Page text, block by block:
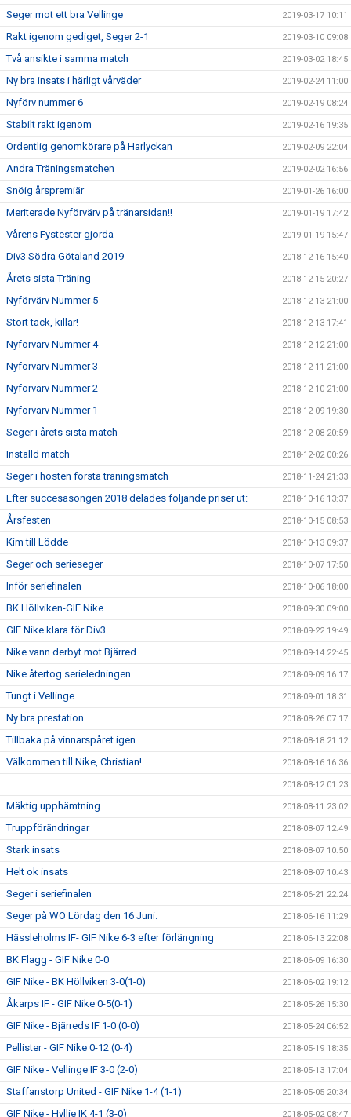
Seger mot ett bra Vellinge 2019-03-17 10:11
Rakt igenom gediget, Seger 2-1 2019-03-10 09:08
Två ansikte i samma match 2019-03-02 18:45
Ny bra insats i härligt vårväder 2019-02-24 11:00
Nyförv nummer 6 2019-02-19 08:24
Stabilt rakt igenom 2019-02-16 19:35
Ordentlig genomkörare på Harlyckan 2019-02-09 22:04
Andra Träningsmatchen 2019-02-02 16:56
Snöig årspremiär 2019-01-26 16:00
Meriterade Nyförvärv på tränarsidan!! 2019-01-19 17:42
Vårens Fystester gjorda 2019-01-19 15:47
Div3 Södra Götaland 2019 2018-12-16 15:40
Årets sista Träning 2018-12-15 20:27
Nyförvärv Nummer 5 2018-12-13 21:00
Stort tack, killar! 2018-12-13 17:41
Nyförvärv Nummer 4 2018-12-12 21:00
Nyförvärv Nummer 3 2018-12-11 21:00
Nyförvärv Nummer 2 2018-12-10 21:00
Nyförvärv Nummer 1 2018-12-09 19:30
Seger i årets sista match 2018-12-08 20:59
Inställd match 2018-12-02 00:26
Seger i hösten första träningsmatch 2018-11-24 21:33
Efter succesäsongen 2018 delades följande priser ut: 2018-10-16 13:37
Årsfesten 2018-10-15 08:53
Kim till Lödde 2018-10-13 09:37
Seger och serieseger 2018-10-07 17:50
Inför seriefinalen 2018-10-06 18:00
BK Höllviken-GIF Nike 2018-09-30 09:00
GIF Nike klara för Div3 2018-09-22 19:49
Nike vann derbyt mot Bjärred 2018-09-14 22:45
Nike återtog serieledningen 2018-09-09 16:17
Tungt i Vellinge 2018-09-01 18:31
Ny bra prestation 2018-08-26 07:17
Tillbaka på vinnarspåret igen. 2018-08-18 21:12
Välkommen till Nike, Christian! 2018-08-16 16:36
2018-08-12 01:23
Mäktig upphämtning 2018-08-11 23:02
Truppförändringar 2018-08-07 12:49
Stark insats 2018-08-07 10:50
Helt ok insats 2018-08-07 10:43
Seger i seriefinalen 2018-06-21 22:24
Seger på WO Lördag den 16 Juni. 2018-06-16 11:29
Hässleholms IF- GIF Nike 6-3 efter förlängning 2018-06-13 22:08
BK Flagg - GIF Nike 0-0 2018-06-09 16:30
GIF Nike - BK Höllviken 3-0(1-0) 2018-06-02 19:12
Åkarps IF - GIF Nike 0-5(0-1) 2018-05-26 15:30
GIF Nike - Bjärreds IF 1-0 (0-0) 2018-05-24 06:52
Pellister - GIF Nike 0-12 (0-4) 2018-05-19 18:35
GIF Nike - Vellinge IF 3-0 (2-0) 2018-05-13 17:04
Staffanstorp United - GIF Nike 1-4 (1-1) 2018-05-05 20:34
GIF Nike - Hyllie IK 4-1 (3-0) 2018-05-02 08:47